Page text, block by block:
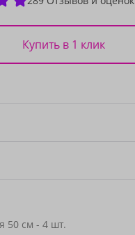
Купить в 1 клик
50 см - 4 шт.